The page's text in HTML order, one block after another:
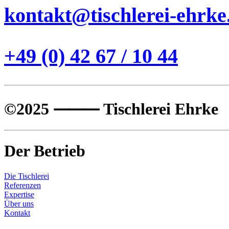
kontakt@tischlerei-
+49 (0) 42 67 / 10 44
©2025 ⸻ Tischlerei Ehrke
Der Betrieb
Die Tischlerei
Referenzen
Expertise
Über uns
Kontakt